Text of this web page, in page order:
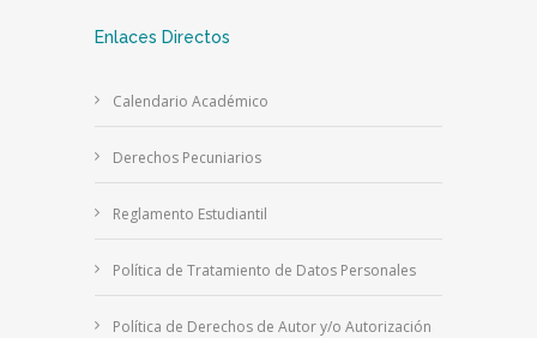
Enlaces Directos
Calendario Académico
Derechos Pecuniarios
Reglamento Estudiantil
Política de Tratamiento de Datos Personales
Política de Derechos de Autor y/o Autorización